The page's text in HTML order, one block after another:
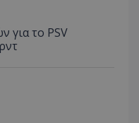
για το PSV